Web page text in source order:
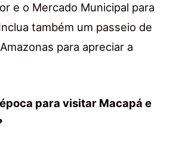
e o Mercado Municipal para
também um passeio de
para apreciar a
para visitar Macapá e